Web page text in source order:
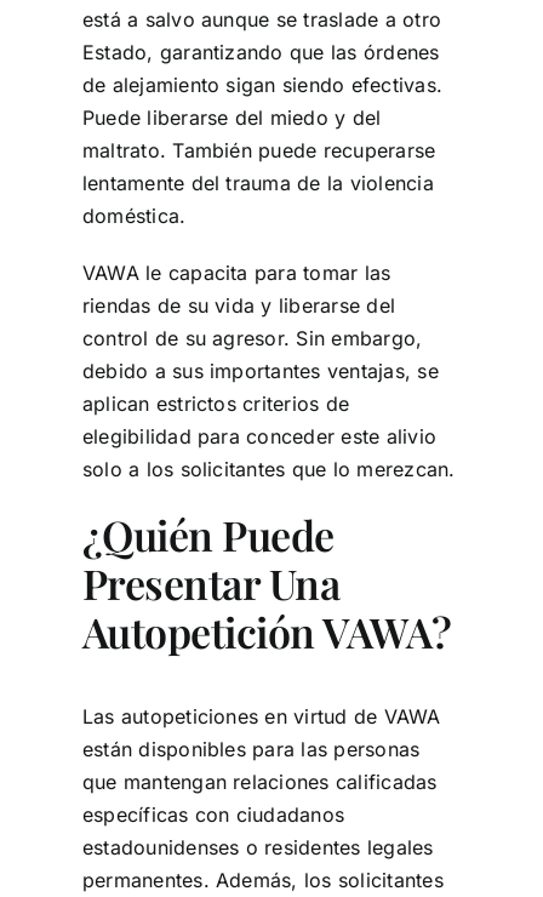
está a salvo aunque se traslade a otro
Estado, garantizando que las órdenes
de alejamiento sigan siendo efectivas.
Puede liberarse del miedo y del
maltrato. También puede recuperarse
lentamente del trauma de la violencia
doméstica.
VAWA le capacita para tomar las
riendas de su vida y liberarse del
control de su agresor. Sin embargo,
debido a sus importantes ventajas, se
aplican estrictos criterios de
elegibilidad para conceder este alivio
solo a los solicitantes que lo merezcan.
¿Quién Puede
Presentar Una
Autopetición VAWA?
Las autopeticiones en virtud de VAWA
están disponibles para las personas
que mantengan relaciones calificadas
específicas con ciudadanos
estadounidenses o residentes legales
permanentes. Además, los solicitantes